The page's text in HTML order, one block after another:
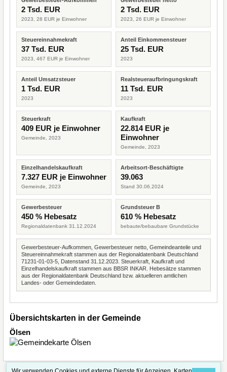
2 Tsd. EUR
2023, 28 EUR je Einwohner
2 Tsd. EUR
2023, 26 EUR je Einwohner
Steuereinnahmekraft
37 Tsd. EUR
2023, 467 EUR je Einwohner
Anteil Einkommensteuer
25 Tsd. EUR
2023
Anteil Umsatzsteuer
1 Tsd. EUR
2023
Realsteueraufbringungskraft
11 Tsd. EUR
2023
Steuerkraft
409 EUR je Einwohner
Gemeinde, 2023
Kaufkraft
22.814 EUR je
Einwohner
Gemeinde, 2023
Einzelhandelskaufkraft
7.327 EUR je Einwohner
Gemeinde, 2023
Arbeitsort-Beschäftigte
39.063
Stand 30.06.2024
Gewerbesteuer
450 % Hebesatz
Regionaldatenbank 31.12.2024
Grundsteuer B
610 % Hebesatz
bebaute/bebaubare Grundstücke
Gewerbesteuer-Aufkommen, Gewerbesteuer netto, Gemeindeanteile und
Steuereinnahmekraft stammen aus der Regionaldatenbank Deutschland
71231-01-03-5, Datenstand 31.12.2023. Steuerkraft, Kaufkraft und
Einzelhandelskaufkraft stammen aus BBSR INKAR. Hebesätze stammen
aus der Regionaldatenbank Deutschland bzw. aktuelleren amtlichen
Landes- oder Gemeindedaten.
Übersichtskarten in der Gemeinde
Ölsen